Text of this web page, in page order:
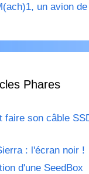
un avion
Phares
faire son câble
: l'écran noir !
d'une SeedBox